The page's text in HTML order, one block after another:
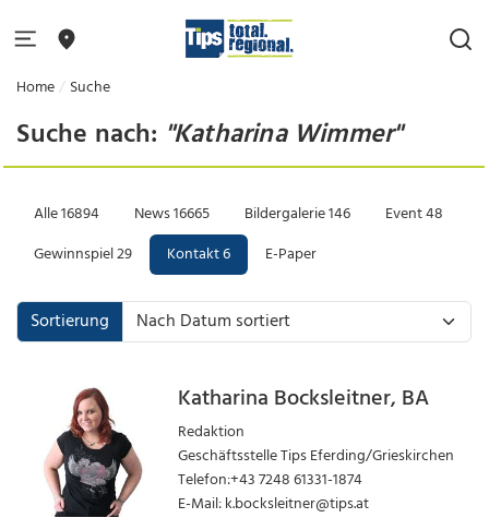
Home Suche
Suche nach: "Katharina Wimmer"
Alle16894 News16665 Bildergalerie146 Event48
Gewinnspiel29 Kontakt6 E-Paper
Sortierung
Katharina Bocksleitner, BA
Redaktion
Geschäftsstelle Tips Eferding/Grieskirchen
Telefon:+43 7248 61331-1874
E-Mail:k.bocksleitner@tips.at